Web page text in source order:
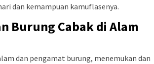
dan kemampuan kamuflasenya.
Burung Cabak di Alam
dan pengamat burung, menemukan dan